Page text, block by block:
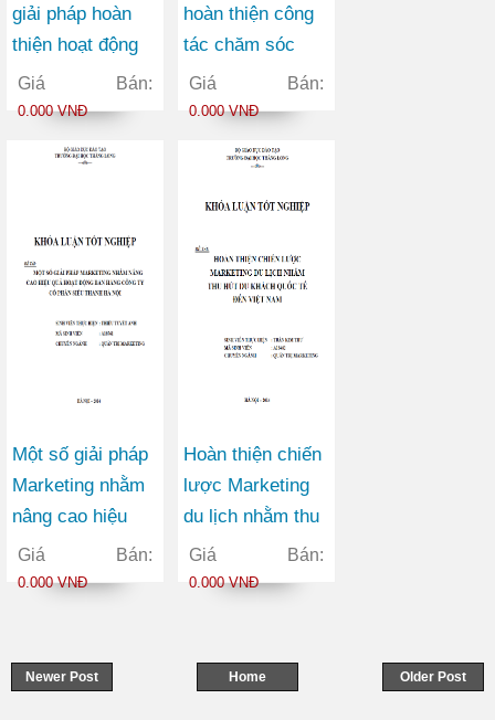
giải pháp hoàn
thiện hoạt động
Marketing tại
Công ty Cổ phần
mại và Đầu tư
Giá Bán:
0.000 VNĐ
hoàn thiện công
tác chăm sóc
khách hàng tại
Công ty TNHH
Giá Bán:
0.000 VNĐ
Một số giải pháp
Marketing nhằm
nâng cao hiệu
quả hoạt động
bán hàng Công ty
Giá Bán:
0.000 VNĐ
Hoàn thiện chiến
lược Marketing
du lịch nhằm thu
hút du khách
Quốc tế đến Việt
Giá Bán:
0.000 VNĐ
Newer Post Older Post
Home